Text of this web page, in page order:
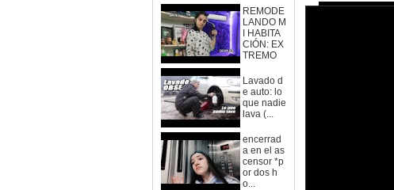
REMODE
LANDO M
I HABITA
CIÓN: EX
TREMO
Lavado d
e auto: lo
que nadie
lava (...
encerrad
a en el as
censor *p
or dos h
o...